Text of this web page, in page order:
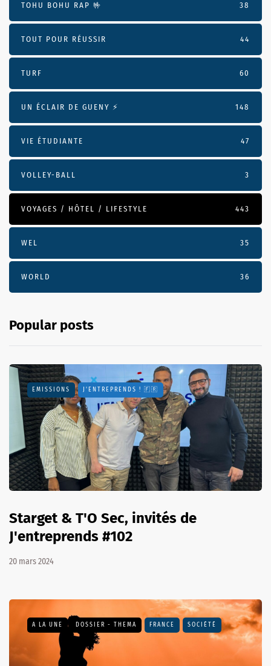
TOHU BOHU RAP 🤟 38
TOUT POUR RÉUSSIR 44
TURF 60
UN ÉCLAIR DE GUENY ⚡️ 148
VIE ÉTUDIANTE 47
VOLLEY-BALL 3
VOYAGES / HÔTEL / LIFESTYLE 443
WEL 35
WORLD 36
Popular posts
EMISSIONS J'ENTREPRENDS ! 🇫🇷
Starget & T'O Sec, invités de
J'entreprends #102
20 mars 2024
A LA UNE DOSSIER - THEMA FRANCE SOCIÉTÉ